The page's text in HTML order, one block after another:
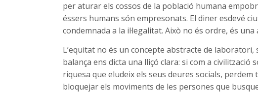
per aturar els cossos de la població humana
éssers humans són empresonats. El diner esdevé
condemnada a la il·legalitat. Això no és ordre, és
L’equitat no és un concepte abstracte de laboratori,
balança ens dicta una lliçó clara: si com a civilització
riquesa que eludeix els seus deures socials,
bloquejar els moviments de les persones que